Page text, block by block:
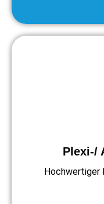
Plexi-/
Hochwertiger